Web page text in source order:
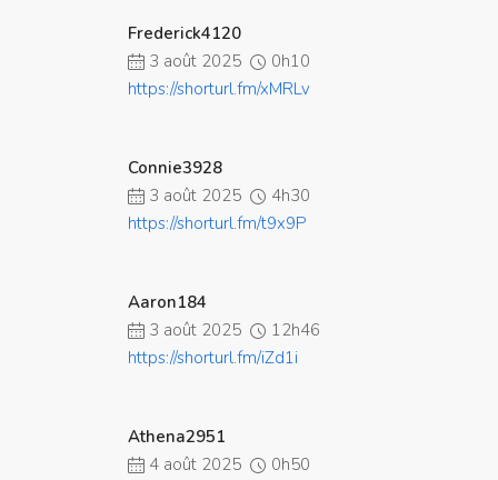
Frederick4120
3 août 2025
0h10
https://shorturl.fm/xMRLv
Connie3928
3 août 2025
4h30
https://shorturl.fm/t9x9P
Aaron184
3 août 2025
12h46
https://shorturl.fm/iZd1i
Athena2951
4 août 2025
0h50